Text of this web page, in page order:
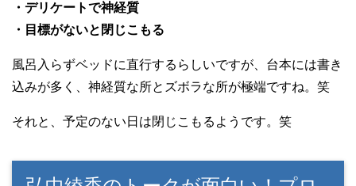
・デリケートで神経質
・目標がないと閉じこもる
風呂入らずベッドに直行するらしいですが、台本には書き
込みが多く、神経質な所とズボラな所が極端ですね。笑
それと、予定のない日は閉じこもるようです。笑